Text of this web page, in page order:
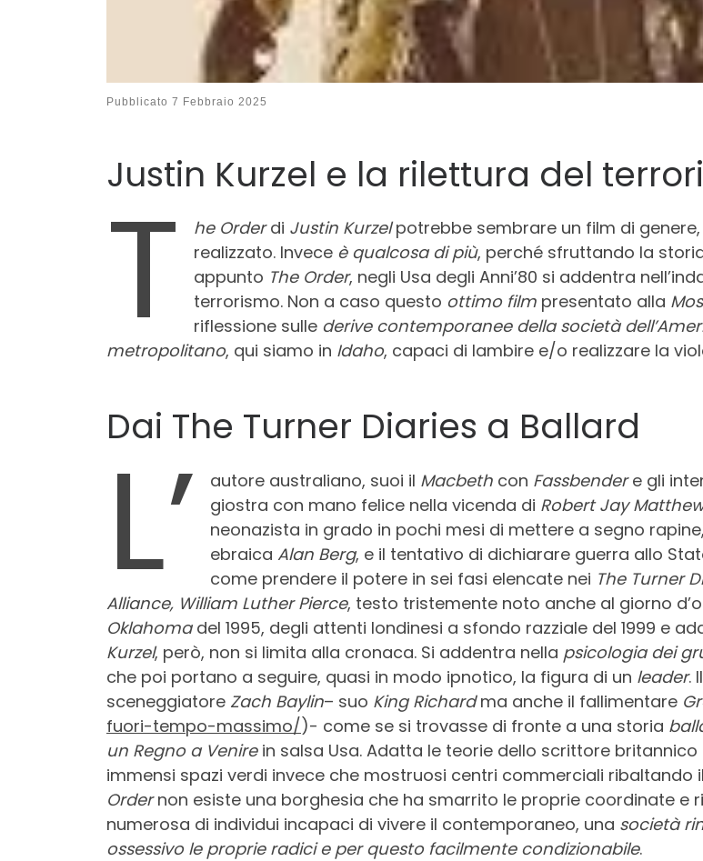
Pubblicato 7 Febbraio 2025
Justin Kurzel e la rilettura del
T he Orderdi Justin Kurzelpotrebbe sembrare un film di genere,
realizzato. Invece è qualcosa di più, perché sfruttando la
appunto The Order, negli Usa degli Anni’80 si addentra
terrorismo. Non a caso questo ottimo film presentato alla
riflessione sulle derive contemporanee della società
metropolitano, qui siamo in Idaho, capaci di lambire e/o realizzare la
Dai The Turner Diaries a Ballard
L’ autore australiano, suoi il Macbeth con Fassbendere gli
giostra con mano felice nella vicenda di Robert Jay
neonazista in grado in pochi mesi di mettere a segno
ebraicaAlan Berg, e il tentativo di dichiarare guerra allo
come prendere il potere in sei fasi elencate nei The Turner
Alliance, William Luther Pierce, testo tristemente noto anche al giorno
Oklahoma del 1995, degli attenti londinesi a sfondo razziale del 1999 e
Kurzel, però, non si limita alla cronaca. Si addentra nella psicologia dei
che poi portano a seguire, quasi in modo ipnotico, la figura di un leader.
sceneggiatore Zach Baylin– suo King Richardma anche il fallimentare
fuori-tempo-massimo/)- come se si trovasse di fronte a una storia
un Regno a Venirein salsa Usa. Adatta le teorie dello scrittore
immensi spazi verdi invece che mostruosi centri commerciali ribaltando
Ordernon esiste una borghesia che ha smarrito le proprie coordinate e
numerosa di individui incapaci di vivere il contemporaneo, una società
ossessivo le proprie radici e per questo facilmente condizionabile.